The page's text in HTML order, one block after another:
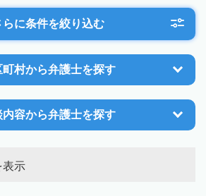
らに条件を絞り込む
町村から弁護士を探す
内容から弁護士を探す
表示